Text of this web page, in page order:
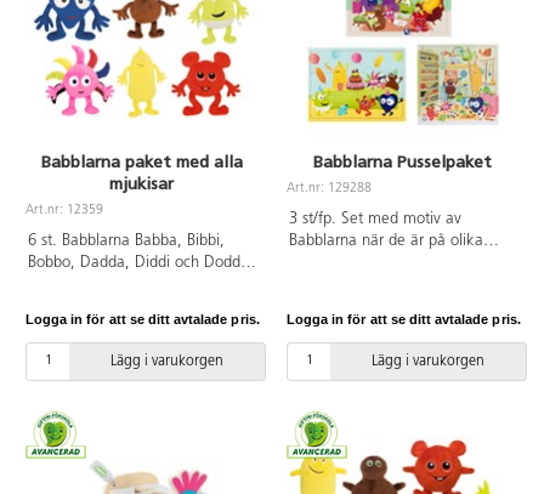
Babblarna paket med alla
mjukisar
Art.nr: 12359
6 st. Babblarna Babba, Bibbi,
Bobbo, Dadda, Diddi och Doddo
Babblarnas namn och deras
speciella sätt att prata, så
utvecklas språket. Men
också fylld av relevanta begrepp,
precis som barnets värld, och
tillsammans med Babblarna
benämner ni och leker med allt
Logga in för att se ditt avtalade pris.
Lägg i varukorgen
Babblarna Pusselpaket
Art.nr: 129288
3 st/fp. Set med motiv av
Babblarna när de är på olika
motoriken. Mått: 30x21 cm.
PVC-fri. Från 3 år.
Logga in för att se ditt avtalade pris.
Lägg i varukorgen